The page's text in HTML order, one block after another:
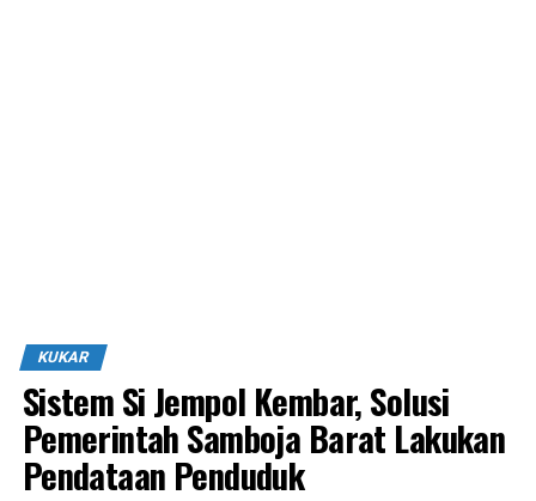
KUKAR
Sistem Si Jempol Kembar, Solusi
Pemerintah Samboja Barat Lakukan
Pendataan Penduduk